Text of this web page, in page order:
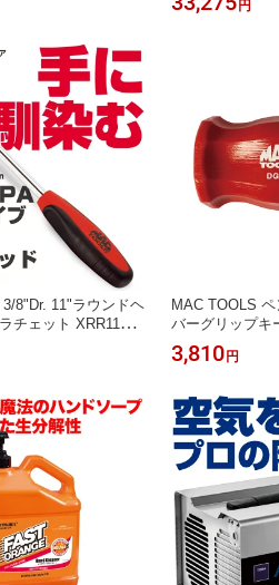
の輝き 20ASRP500
円
8"Dr. 11"ラウンドヘ
チェット XRR11FP
MAC TOOLS
バーグリップキ
GS2R
3,810 円